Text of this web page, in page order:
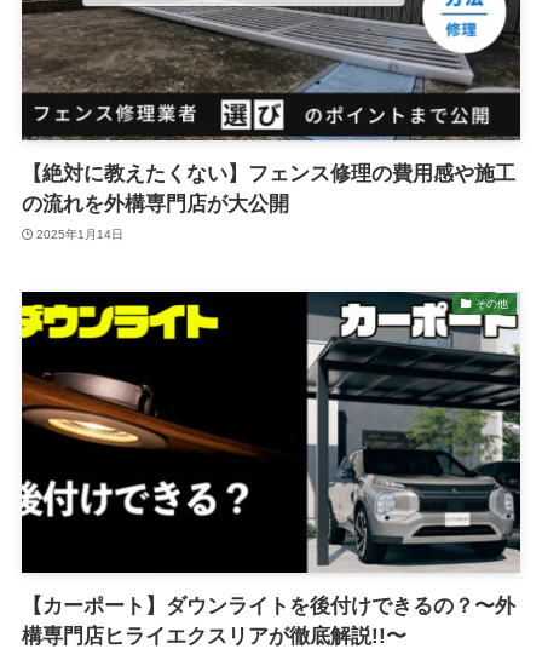
【絶対に教えたくない】フェンス修理の費用感や施工
の流れを外構専門店が大公開
2025年1月14日
その他
【カーポート】ダウンライトを後付けできるの？〜外
構専門店ヒライエクスリアが徹底解説!!〜